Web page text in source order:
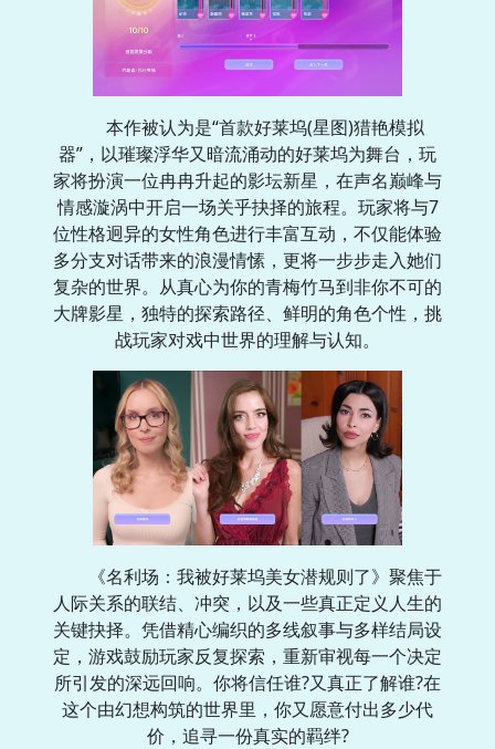
本作被认为是“首款好莱坞(星图)猎艳模拟
器”，以璀璨浮华又暗流涌动的好莱坞为舞台，玩
家将扮演一位冉冉升起的影坛新星，在声名巅峰与
情感漩涡中开启一场关乎抉择的旅程。玩家将与7
位性格迥异的女性角色进行丰富互动，不仅能体验
多分支对话带来的浪漫情愫，更将一步步走入她们
复杂的世界。从真心为你的青梅竹马到非你不可的
大牌影星，独特的探索路径、鲜明的角色个性，挑
战玩家对戏中世界的理解与认知。
《名利场：我被好莱坞美女潜规则了》聚焦于
人际关系的联结、冲突，以及一些真正定义人生的
关键抉择。凭借精心编织的多线叙事与多样结局设
定，游戏鼓励玩家反复探索，重新审视每一个决定
所引发的深远回响。你将信任谁?又真正了解谁?在
这个由幻想构筑的世界里，你又愿意付出多少代
价，追寻一份真实的羁绊?